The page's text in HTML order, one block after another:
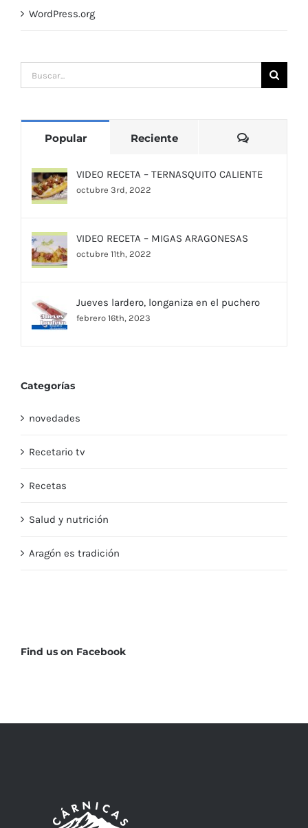
WordPress.org
Buscar:
Popular Reciente
VIDEO RECETA – TERNASQUITO CALIENTE
octubre 3rd, 2022
VIDEO RECETA – MIGAS ARAGONESAS
octubre 11th, 2022
Jueves lardero, longaniza en el puchero
febrero 16th, 2023
Categorías
novedades
Recetario tv
Recetas
Salud y nutrición
Aragón es tradición
Find us on Facebook